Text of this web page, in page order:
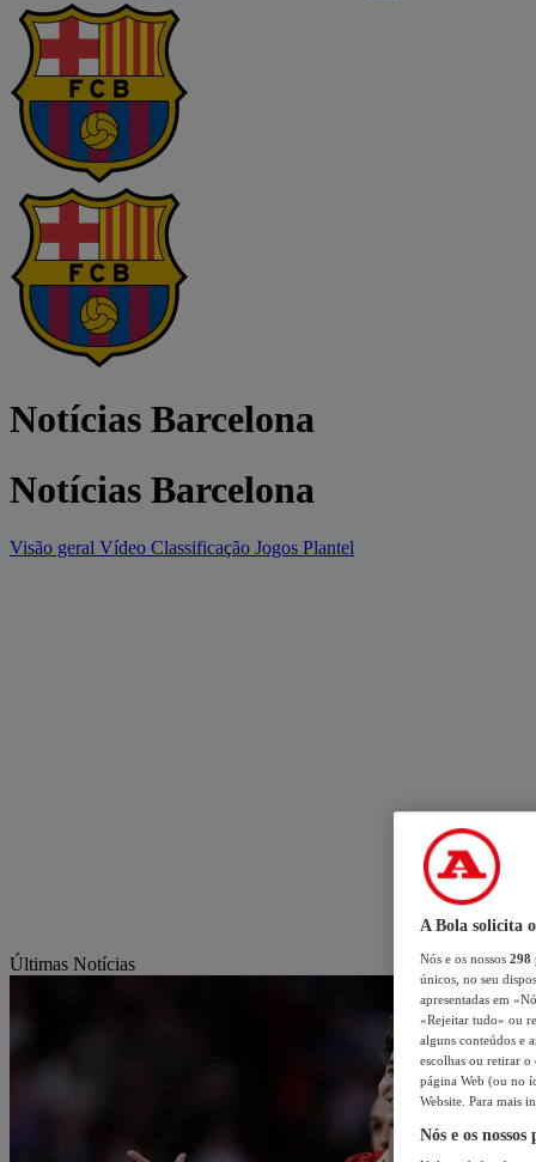
Notícias Barcelona
Notícias Barcelona
Visão geral Vídeo Classificação Jogos Plantel
Últimas Notícias
A Bola solicita
Nós e os nossos 298
únicos, no seu
apresentadas em
«Rejeitar tudo» ou
alguns conteúdos e
escolhas ou retirar
página Web (ou no
Website. Para mais
Nós e os